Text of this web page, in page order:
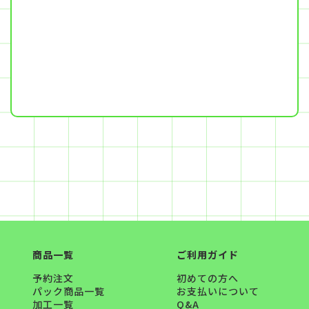
商品一覧
予約注文
パック商品一覧
加工一覧
ご利用ガイド
初めての方へ
お支払いについて
Q&A